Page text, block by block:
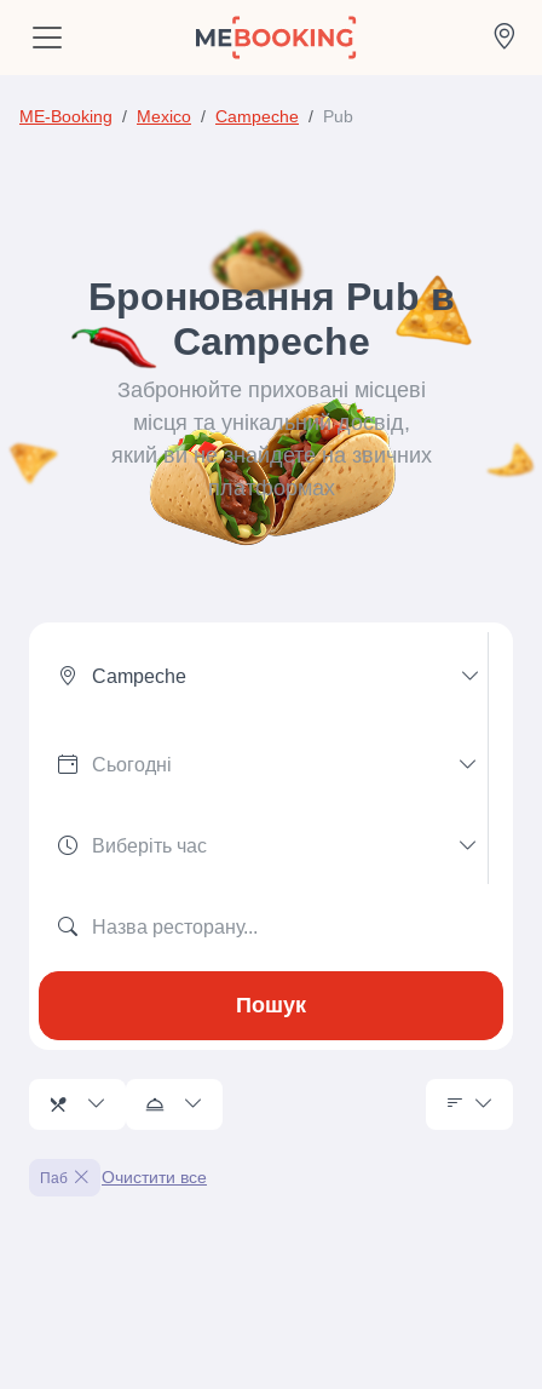
ME-Booking Mexico Campeche Pub
Бронювання Pub в
Campeche
Забронюйте приховані місцеві
місця та унікальний досвід,
який ви не знайдете на звичних
платформах
Campeche
Пошук
Паб Очистити все